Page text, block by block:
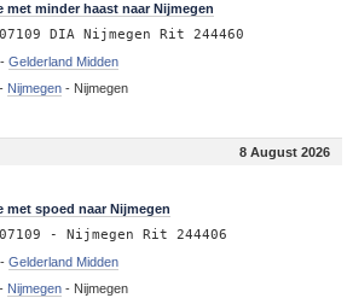
met minder haast naar Nijmegen
07109 DIA Nijmegen Rit 244460
Gelderland Midden
- Nijmegen- Nijmegen
8 August 2026
met spoed naar Nijmegen
07109 - Nijmegen Rit 244406
Gelderland Midden
- Nijmegen- Nijmegen